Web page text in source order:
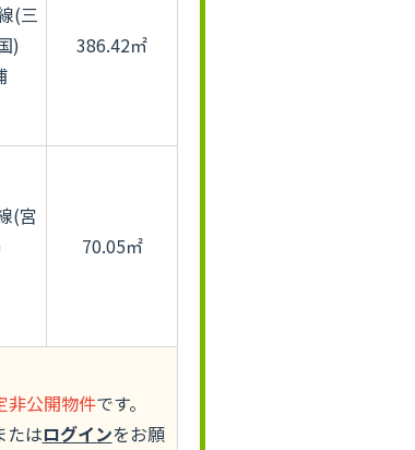
(三
)
386.42㎡
(宮
70.05㎡
非公開物件です。
たはログインをお願